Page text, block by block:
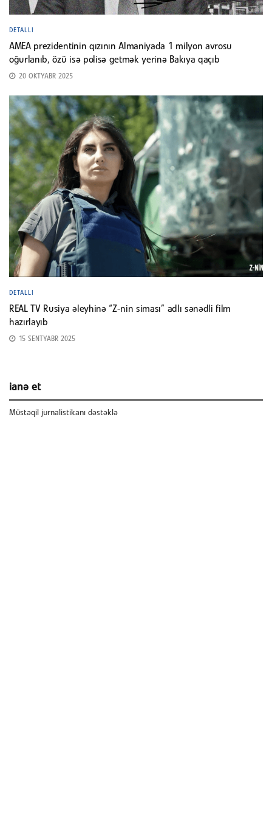
DETALLI
AMEA prezidentinin qızının Almaniyada 1 milyon avrosu
oğurlanıb, özü isə polisə getmək yerinə Bakıya qaçıb
20 OKTYABR 2025
DETALLI
REAL TV Rusiya əleyhinə “Z-nin siması” adlı sənədli film
hazırlayıb
15 SENTYABR 2025
ianə et
Müstəqil jurnalistikanı dəstəklə